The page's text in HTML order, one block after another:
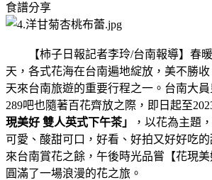
食譜分享
【柿子日報記者李玲/台南報導】春暖
天，各式花海在台南遍地綻放，美不勝
天來台南旅遊的重要行程之一。台南大
289吧也隨著百花齊放之際，即日起至
現美好 雙人英式下午茶」
，以花為主題
可愛、酸甜可口，好看、好拍又好好吃
來台南賞花之餘，午後時光品嘗【花現美
圓滿了一場浪漫的花之旅。